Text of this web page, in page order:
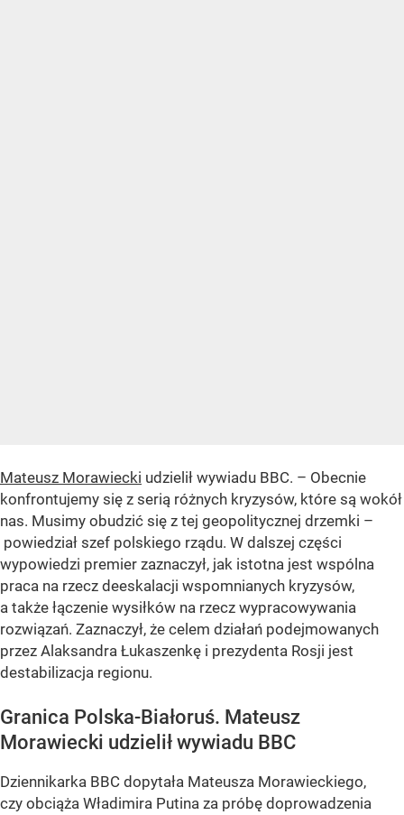
Mateusz Morawiecki udzielił wywiadu BBC. – Obecnie
konfrontujemy się z serią różnych kryzysów, które są wokół
nas. Musimy obudzić się z tej geopolitycznej drzemki –
powiedział szef polskiego rządu. W dalszej części
wypowiedzi premier zaznaczył, jak istotna jest wspólna
praca na rzecz deeskalacji wspomnianych kryzysów,
a także łączenie wysiłków na rzecz wypracowywania
rozwiązań. Zaznaczył, że celem działań podejmowanych
przez Alaksandra Łukaszenkę i prezydenta Rosji jest
destabilizacja regionu.
Granica Polska-Białoruś. Mateusz
Morawiecki udzielił wywiadu BBC
Dziennikarka BBC dopytała Mateusza Morawieckiego,
czy obciąża Władimira Putina za próbę doprowadzenia